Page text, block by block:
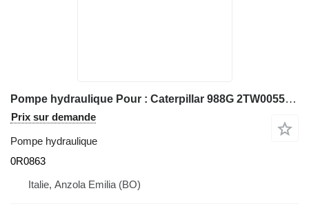
Pompe hydraulique Pour : Caterpillar 988G 2TW00555 Pompe 0R0863 pour chargeuse sur pneus Caterpillar 988G
Prix sur demande
Pompe hydraulique
0R0863
Italie, Anzola Emilia (BO)